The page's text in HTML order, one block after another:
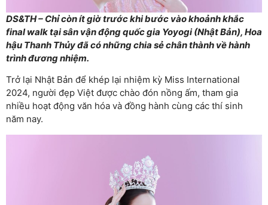
DS&TH – Chỉ còn ít giờ trước khi bước vào khoảnh khắc
final walk tại sân vận động quốc gia Yoyogi (Nhật Bản), Hoa
hậu Thanh Thủy đã có những chia sẻ chân thành về hành
trình đương nhiệm.
Trở lại Nhật Bản để khép lại nhiệm kỳ Miss International
2024, người đẹp Việt được chào đón nồng ấm, tham gia
nhiều hoạt động văn hóa và đồng hành cùng các thí sinh
năm nay.